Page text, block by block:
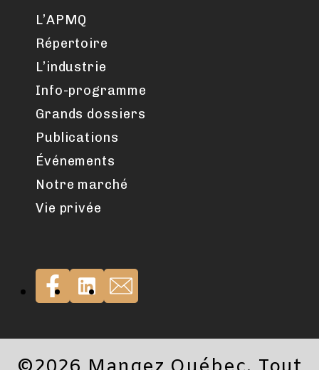
L’APMQ
Répertoire
L’industrie
Info-programme
Grands dossiers
Publications
Événements
Notre marché
Vie privée